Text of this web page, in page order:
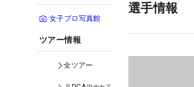
女子プロ写真館
ツアー情報
全ツアー
選手情報